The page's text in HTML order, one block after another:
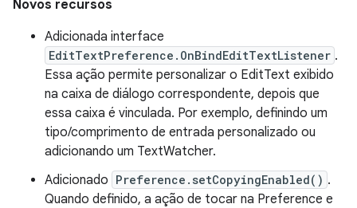
Novos recursos
Adicionada interface
EditTextPreference.OnBindEditTextListener .
Essa ação permite personalizar o EditText exibido
na caixa de diálogo correspondente, depois que
essa caixa é vinculada. Por exemplo, definindo um
tipo/comprimento de entrada personalizado ou
adicionando um TextWatcher.
Adicionado Preference.setCopyingEnabled() .
Quando definido, a ação de tocar na Preference e